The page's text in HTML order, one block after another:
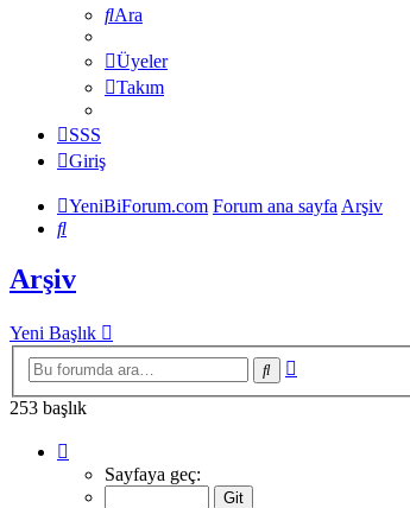
Ara
Üyeler
Takım
SSS
Giriş
YeniBiForum.com Forum ana sayfaArşiv
Ara
Arşiv
Yeni Başlık
Ara
253 başlık
sayfa
(Toplam
Sayfaya geç: